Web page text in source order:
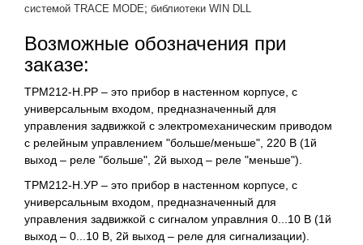
системой TRACE MODE; библиотеки WIN DLL
Возможные обозначения при
заказе:
ТРМ212-Н.РР – это прибор в настенном корпусе, с
универсальным входом, предназначенный для
управления задвижкой с электромеханическим приводом
с релейным управлением "больше/меньше", 220 В (1й
выход – реле "больше", 2й выход – реле "меньше").
ТРМ212-Н.УР – это прибор в настенном корпусе, с
универсальным входом, предназначенный для
управления задвижкой с сигналом управлния 0...10 В (1й
выход – 0...10 В, 2й выход – реле для сигнализации).